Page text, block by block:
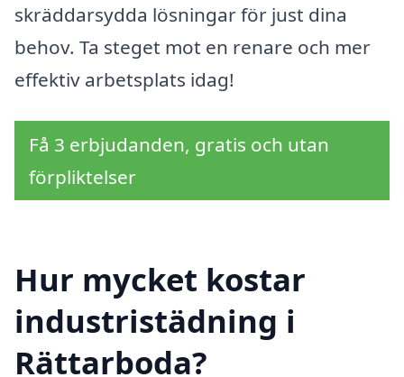
skräddarsydda lösningar för just dina
behov. Ta steget mot en renare och mer
effektiv arbetsplats idag!
Få 3 erbjudanden, gratis och utan
förpliktelser
Hur mycket kostar
industristädning i
Rättarboda?